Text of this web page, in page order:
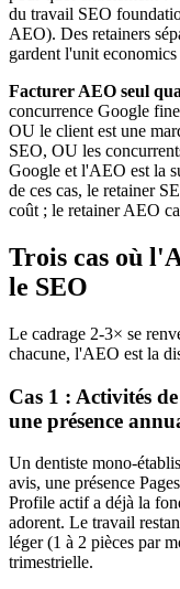
du travail SEO
AEO). Des retainers
gardent l'unit
Facturer AEO seul
concurrence Google
OU le client est une
SEO, OU les
Google et l'AEO est la
de ces cas, le retainer
coût ; le retainer AEO
Trois cas où
le SEO
Le cadrage 2-3× se
chacune, l'AEO est la
Cas 1 : Activités
une présence
Un dentiste mono-
avis, une présence
Profile actif a déjà la
adorent. Le travail
léger (1 à 2 pièces par
trimestrielle.